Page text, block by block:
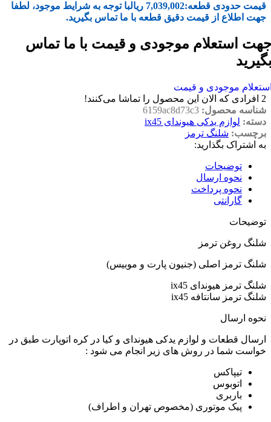
قیمت حدودی قطعه:7,039,002 ریالبا توجه به شرایط موجود، لطفا
جهت اطلاع از قیمت دقیق قطعه با ما تماس بگیرید.
استعلام موجودی و قیمت با ما تماس
موجودی و قیمت
2 افرادی که الان این محصول را تماشا می‌کنند!
شناسه محصول: 6159ac8d73c3
دسته: لوازم یدکی هیوندای ix45
برچسب: شلنگ ترمز
به اشتراک بگذارید:
توضیحات
نحوه ارسال
نحوه پرداخت
گارانتی
توضیحات
شلنگ روغن ترمز
شلنگ ترمز اصلی (جنیون پارت و موبیس)
شلنگ ترمز هیوندای ix45
شلنگ ترمز سانتافه ix45
نحوه ارسال
ارسال قطعات و لوازم یدکی هیوندای و کیا در کره اتوپارت طبق در
خواست شما در روش های زیر انجام می شود :
تیپاکس
اتوبوس
باربری
پیک موتوری (مخصوص تهران و اطراف)